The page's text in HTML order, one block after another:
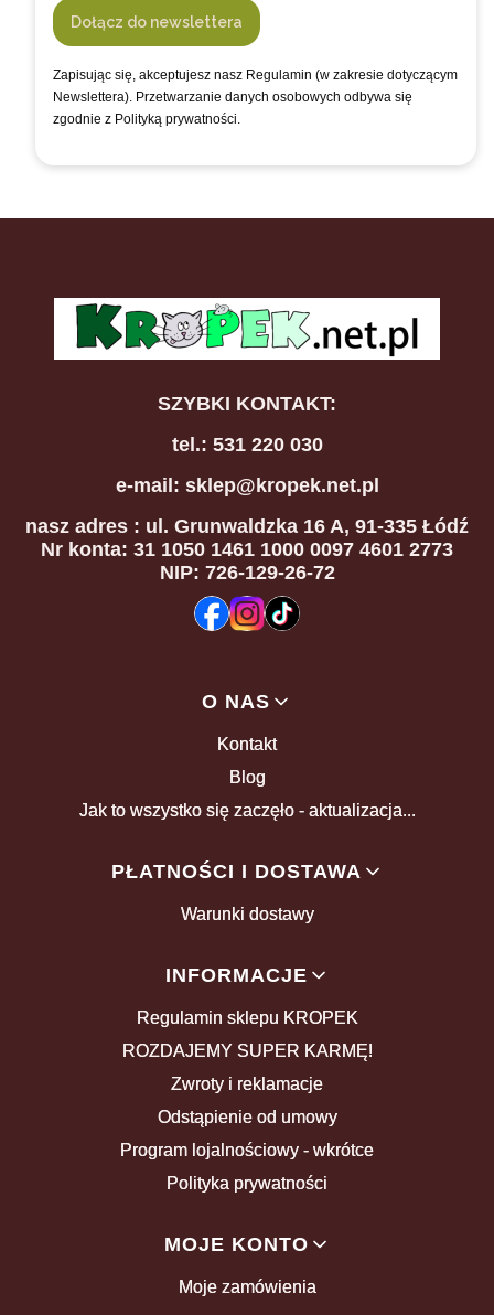
Dołącz do newslettera
Zapisując się, akceptujesz nasz Regulamin (w zakresie dotyczącym
Newslettera). Przetwarzanie danych osobowych odbywa się
zgodnie z Polityką prywatności.
SZYBKI KONTAKT:
tel.: 531 220 030
e-mail: sklep@kropek.net.pl
nasz adres : ul. Grunwaldzka 16 A, 91-335 Łódź
Nr konta: 31 1050 1461 1000 0097 4601 2773
NIP: 726-129-26-72
O NAS
Kontakt
Blog
Jak to wszystko się zaczęło - aktualizacja...
PŁATNOŚCI I DOSTAWA
Warunki dostawy
INFORMACJE
Regulamin sklepu KROPEK
ROZDAJEMY SUPER KARMĘ!
Zwroty i reklamacje
Odstąpienie od umowy
Program lojalnościowy - wkrótce
Polityka prywatności
MOJE KONTO
Moje zamówienia